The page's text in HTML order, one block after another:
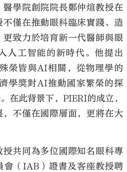
學院創院院長鄭仲煊教授在
僅在推動眼科臨床實踐、造
致力於培育新一代醫師與眼
人工智能的新時代。他提出
榮皆與AI相關，從物理學的
學獎對AI推動國家繁榮的探
在此背景下，PIERI的成立，
不僅在國際層面，更將在大
共同為多位國際知名眼科專
會（IAB）證書及客座教授聘